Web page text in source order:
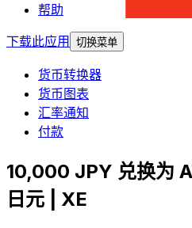
帮助
下载此应用
切换菜单
货币转换器
货币图表
汇率通知
付款
10,000 JPY 兑换为
日元 | XE